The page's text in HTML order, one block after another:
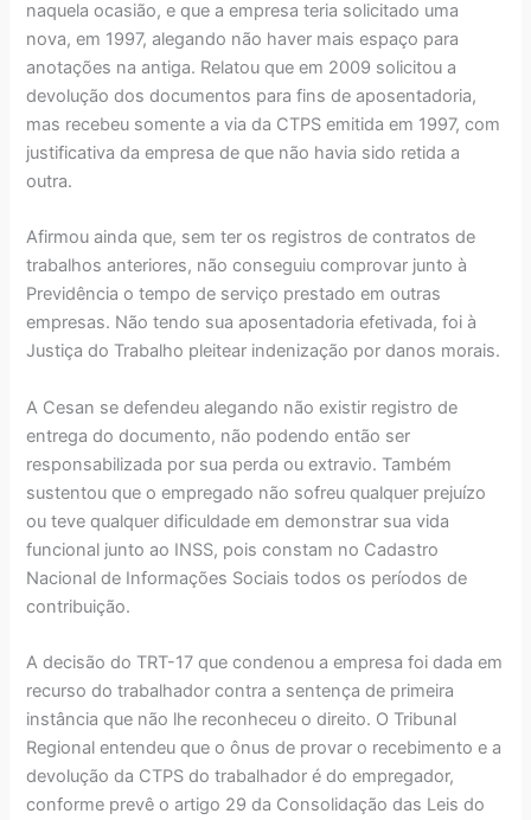
naquela ocasião, e que a empresa teria solicitado uma
nova, em 1997, alegando não haver mais espaço para
anotações na antiga. Relatou que em 2009 solicitou a
devolução dos documentos para fins de aposentadoria,
mas recebeu somente a via da CTPS emitida em 1997, com
justificativa da empresa de que não havia sido retida a
outra.
Afirmou ainda que, sem ter os registros de contratos de
trabalhos anteriores, não conseguiu comprovar junto à
Previdência o tempo de serviço prestado em outras
empresas. Não tendo sua aposentadoria efetivada, foi à
Justiça do Trabalho pleitear indenização por danos morais.
A Cesan se defendeu alegando não existir registro de
entrega do documento, não podendo então ser
responsabilizada por sua perda ou extravio. Também
sustentou que o empregado não sofreu qualquer prejuízo
ou teve qualquer dificuldade em demonstrar sua vida
funcional junto ao INSS, pois constam no Cadastro
Nacional de Informações Sociais todos os períodos de
contribuição.
A decisão do TRT-17 que condenou a empresa foi dada em
recurso do trabalhador contra a sentença de primeira
instância que não lhe reconheceu o direito. O Tribunal
Regional entendeu que o ônus de provar o recebimento e a
devolução da CTPS do trabalhador é do empregador,
conforme prevê o artigo 29 da Consolidação das Leis do